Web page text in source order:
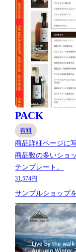
PACK
有料
商品詳細ページに
商品数の多いショ
テンプレート。
31,574円
サンプルショップ